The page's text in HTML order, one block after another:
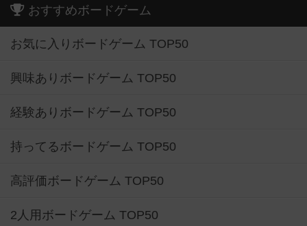
おすすめボードゲーム
お気に入りボードゲーム TOP50
興味ありボードゲーム TOP50
経験ありボードゲーム TOP50
持ってるボードゲーム TOP50
高評価ボードゲーム TOP50
2人用ボードゲーム TOP50